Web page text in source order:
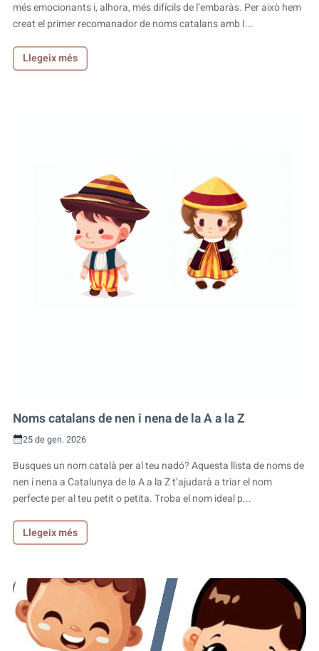
més emocionants i, alhora, més difícils de l’embaràs. Per això hem
creat el primer recomanador de noms catalans amb I...
Llegeix més
Noms catalans de nen i nena de la A a la Z
25 de gen. 2026
Busques un nom català per al teu nadó? Aquesta llista de noms de
nen i nena a Catalunya de la A a la Z t’ajudarà a triar el nom
perfecte per al teu petit o petita. Troba el nom ideal p...
Llegeix més